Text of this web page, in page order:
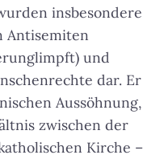
insbesondere
Antisemiten
und
dar. Er
Aussöhnung,
zwischen der
Kirche –